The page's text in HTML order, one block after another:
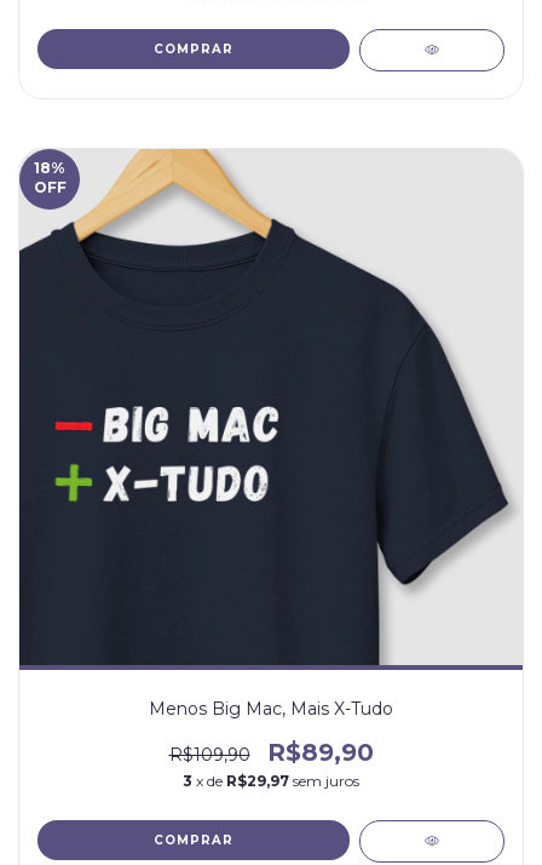
COMPRAR
18%
OFF
Menos Big Mac, Mais X-Tudo
R$109,90 R$89,90
3 x de R$29,97 sem juros
COMPRAR